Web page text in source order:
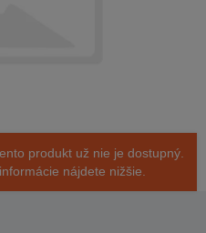
produkt už nie je dostupný.
nájdete nižšie.